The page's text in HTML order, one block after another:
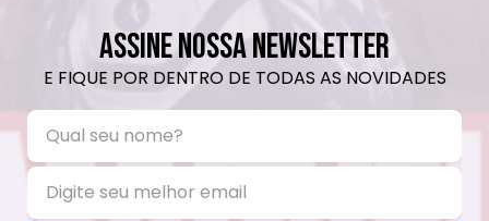
ASSINE NOSSA NEWSLETTER
E FIQUE POR DENTRO DE TODAS AS NOVIDADES